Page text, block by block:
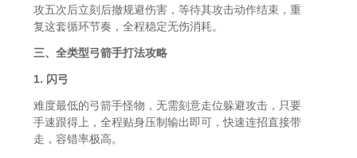
攻五次后立刻后撤规避伤害，等待其攻击动作结束，重
复这套循环节奏，全程稳定无伤消耗。
三、全类型弓箭手打法攻略
1. 闪弓
难度最低的弓箭手怪物，无需刻意走位躲避攻击，只要
手速跟得上，全程贴身压制输出即可，快速连招直接带
走，容错率极高。